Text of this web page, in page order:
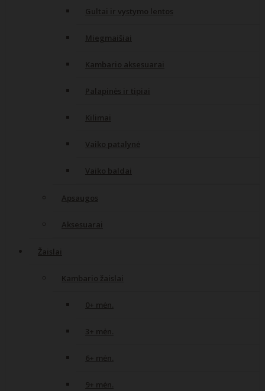
Gultai ir vystymo lentos
Miegmaišiai
Kambario aksesuarai
Palapinės ir tipiai
Kilimai
Vaiko patalynė
Vaiko baldai
Apsaugos
Aksesuarai
Žaislai
Kambario žaislai
0+ mėn.
3+ mėn.
6+ mėn.
9+ mėn.